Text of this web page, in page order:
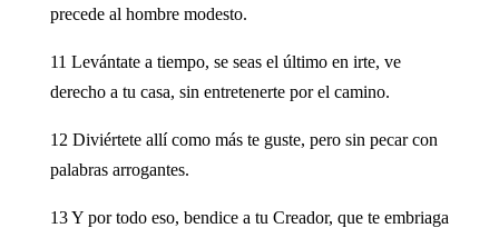
precede al hombre modesto.
11 Levántate a tiempo, se seas el último en irte, ve
derecho a tu casa, sin entretenerte por el camino.
12 Diviértete allí como más te guste, pero sin pecar con
palabras arrogantes.
13 Y por todo eso, bendice a tu Creador, que te embriaga